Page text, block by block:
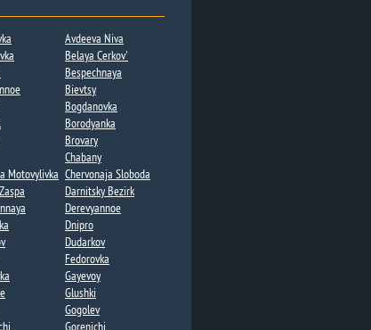
Avdeeva Niva
Belaya Cerkov'
Bespechnaya
Bievtsy
Bogdanovka​​
Borodyanka
Brovary
Chabany
Motovylivka Chervonaja Sloboda
Darnitsky Bezirk
Derevyannoe
Dnipro
Dudarkov​​
Fedorovka​
Gayevoy​
Glushki
Gogolev​
Gorenichi​